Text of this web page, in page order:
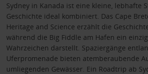
Sydney in Kanada ist eine kleine, lebhafte
Geschichte ideal kombiniert. Das Cape
Heritage and Science erzählt die
während die Big Fiddle am Hafen ein
Wahrzeichen darstellt. Spaziergänge
Uferpromenade bieten atemberaubende
umliegenden Gewässer. Ein Roadtrip ab